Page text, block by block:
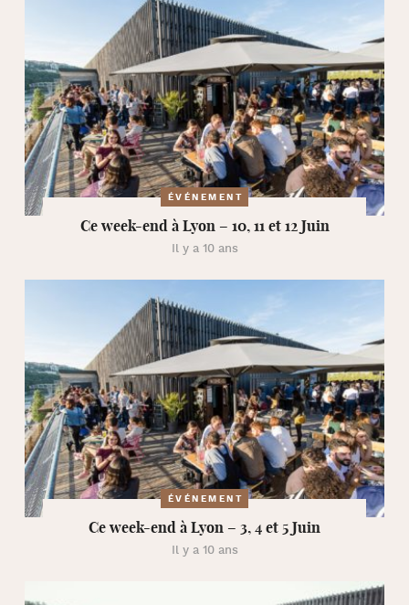
ÉVÉNEMENT
Ce week-end à Lyon – 10, 11 et 12 Juin
Il y a 10 ans
ÉVÉNEMENT
Ce week-end à Lyon – 3, 4 et 5 Juin
Il y a 10 ans